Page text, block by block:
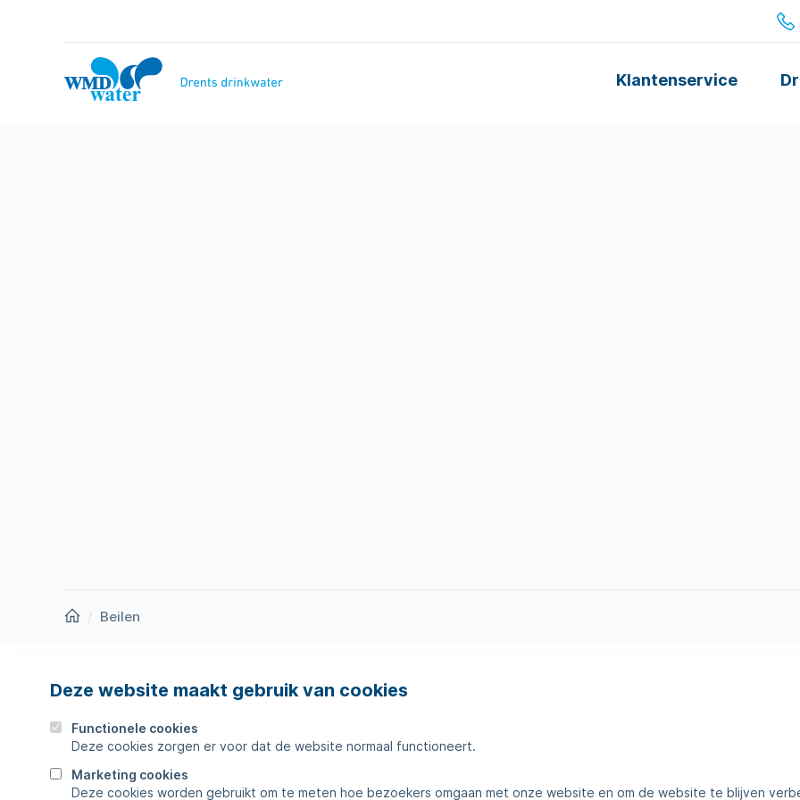
Deze website maakt gebruik van cookies
Functionele cookies
Deze cookies zorgen er voor dat de website normaal functioneert.
Marketing cookies
Deze cookies worden gebruikt om te meten hoe bezoekers omgaan met onze website en om de website te blijven
WMD
Drinkwater
Klantenservice
Homepage
Beilen
Nieuws
Werken bij
Zakelijk
Storingen
Veelgestelde vragen